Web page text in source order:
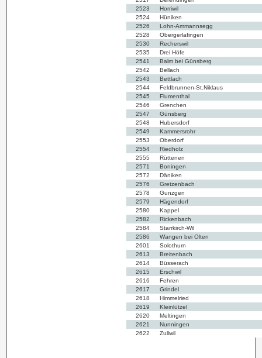
2523
Horriwil
2524
Hüniken
2526
Lohn-Ammannsegg
2528
Obergerlafingen
2530
Recherswil
2535
Drei Höfe
2541
Balm bei Günsberg
2542
Bellach
2543
Bettlach
2544
Feldbrunnen-St.Niklaus
2545
Flumenthal
2546
Grenchen
2547
Günsberg
2548
Hubersdorf
2549
Kammersrohr
2553
Oberdorf
2554
Riedholz
2555
Rüttenen
2571
Boningen
2572
Däniken
2576
Gretzenbach
2578
Gunzgen
2579
Hägendorf
2580
Kappel
2582
Rickenbach
2584
Starrkirch-Wil
2586
Wangen bei Olten
2601
Solothurn
2613
Breitenbach
2614
Büsserach
2615
Erschwil
2616
Fehren
2617
Grindel
2618
Himmelried
2619
Kleinlützel
2620
Meltingen
2621
Nunningen
2622
Zullwil